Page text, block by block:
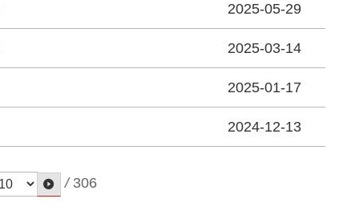
2025-05-29
2025-03-14
2025-01-17
2024-12-13
/ 306